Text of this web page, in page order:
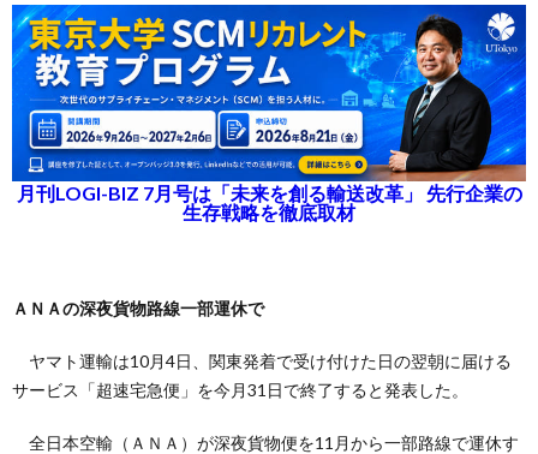
月刊LOGI-BIZ 7月号は「未来を創る輸送改革」 先行企業の
生存戦略を徹底取材
ＡＮＡの深夜貨物路線一部運休で
ヤマト運輸は10月4日、関東発着で受け付けた日の翌朝に届ける
サービス「超速宅急便」を今月31日で終了すると発表した。
全日本空輸（ＡＮＡ）が深夜貨物便を11月から一部路線で運休す